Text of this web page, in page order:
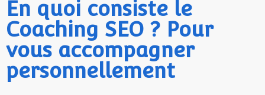
En quoi consiste le
Coaching SEO ? Pour
vous accompagner
personnellement